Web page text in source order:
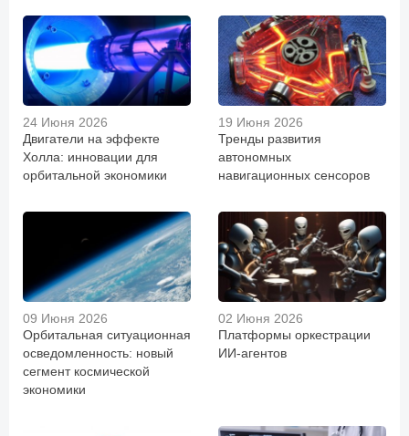
24 Июня 2026
Двигатели на эффекте
Холла: инновации для
орбитальной экономики
19 Июня 2026
Тренды развития
автономных
навигационных сенсоров
09 Июня 2026
Орбитальная ситуационная
осведомленность: новый
сегмент космической
экономики
02 Июня 2026
Платформы оркестрации
ИИ-агентов